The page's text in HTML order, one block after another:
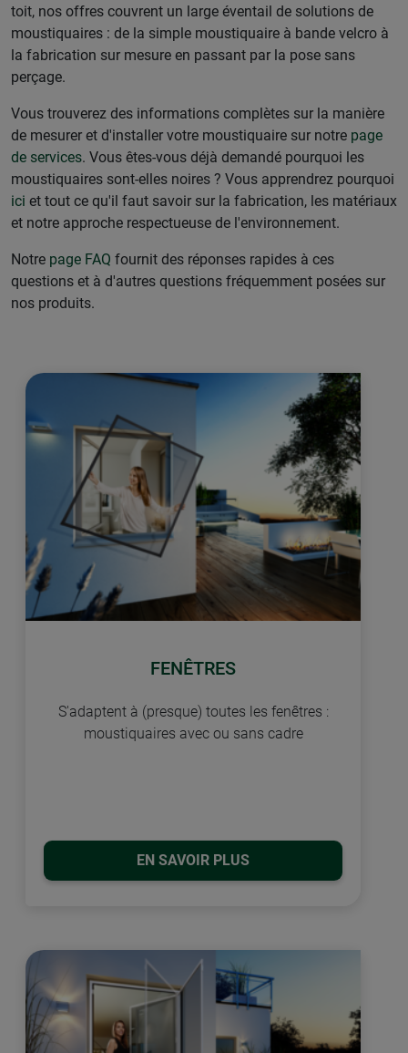
toit, nos offres couvrent un large éventail de solutions de
moustiquaires : de la simple moustiquaire à bande velcro à
la fabrication sur mesure en passant par la pose sans
perçage.
Vous trouverez des informations complètes sur la manière
de mesurer et d'installer votre moustiquaire sur notre page
de services. Vous êtes-vous déjà demandé pourquoi les
moustiquaires sont-elles noires ? Vous apprendrez pourquoi
ici et tout ce qu'il faut savoir sur la fabrication, les matériaux
et notre approche respectueuse de l'environnement.
Notre page FAQ fournit des réponses rapides à ces
questions et à d'autres questions fréquemment posées sur
nos produits.
FENÊTRES
S'adaptent à (presque) toutes les fenêtres :
moustiquaires avec ou sans cadre
EN SAVOIR PLUS